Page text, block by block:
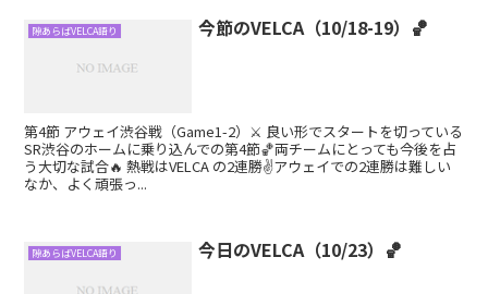
隙あらばVELCA語り 今節のVELCA（10/18-19）🏀
第4節 アウェイ渋谷戦（Game1-2）⚔️ 良い形でスタートを切っている
SR渋谷のホームに乗り込んでの第4節🏀両チームにとっても今後を占
う大切な試合🔥 熱戦はVELCA の2連勝✌️アウェイでの2連勝は難しい
なか、よく頑張っ...
隙あらばVELCA語り 今日のVELCA（10/23）🏀